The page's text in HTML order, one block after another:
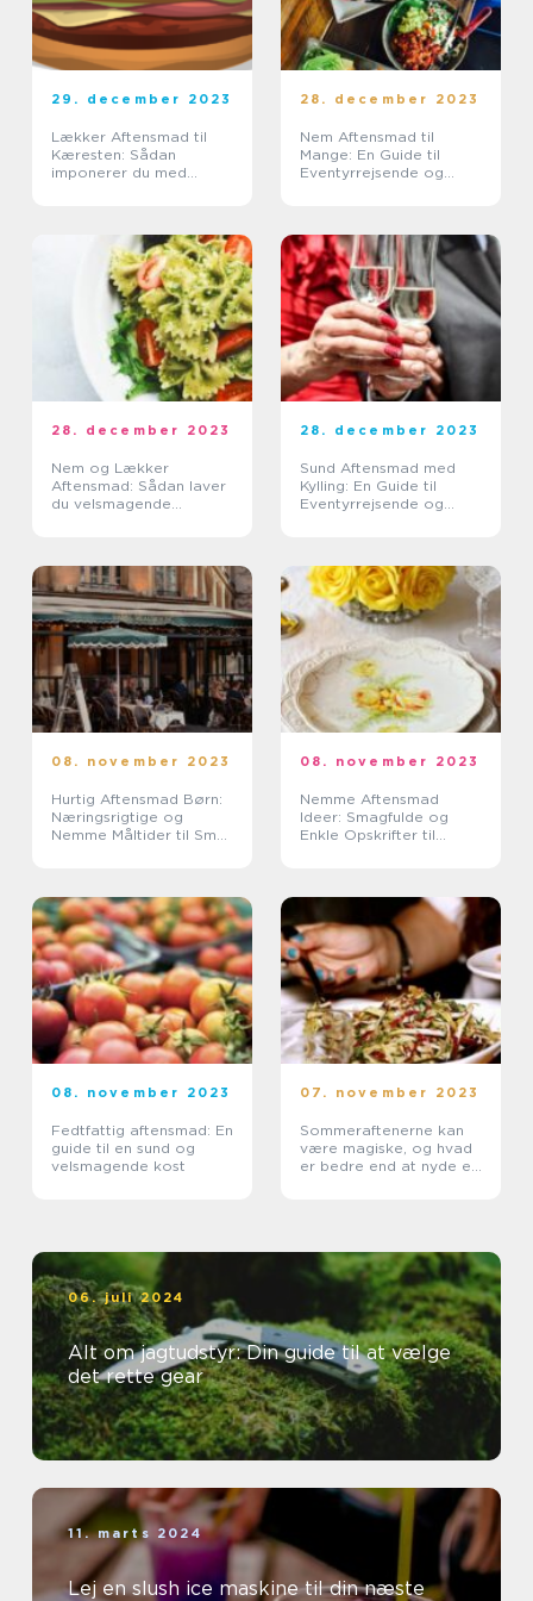
29. december 2023
Lækker Aftensmad til
Kæresten: Sådan
imponerer du med
28. december 2023
Nem Aftensmad til
Mange: En Guide til
Eventyrrejsende og
28. december 2023
Nem og Lækker
Aftensmad: Sådan laver
du velsmagende
28. december 2023
Sund Aftensmad med
Kylling: En Guide til
Eventyrrejsende og
08. november 2023
Hurtig Aftensmad Børn:
Næringsrigtige og
Nemme Måltider til Små
08. november 2023
Nemme Aftensmad
Ideer: Smagfulde og
Enkle Opskrifter til
08. november 2023
Fedtfattig aftensmad: En
guide til en sund og
velsmagende kost
07. november 2023
Sommeraftenerne kan
være magiske, og hvad
er bedre end at nyde en
06. juli 2024
Alt om jagtudstyr: Din guide til at vælge
det rette gear
11. marts 2024
Lej en slush ice maskine til din næste